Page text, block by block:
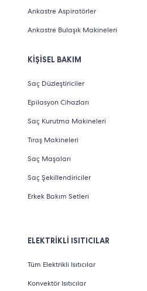
Ankastre Aspiratörler
Ankastre Bulaşık Makineleri
KİŞİSEL BAKIM
Saç Düzleştiriciler
Epilasyon Cihazları
Saç Kurutma Makineleri
Tıraş Makineleri
Saç Maşaları
Saç Şekillendiriciler
Erkek Bakım Setleri
ELEKTRİKLİ ISITICILAR
Tüm Elektrikli Isıtıcılar
Konvektör Isıtıcılar